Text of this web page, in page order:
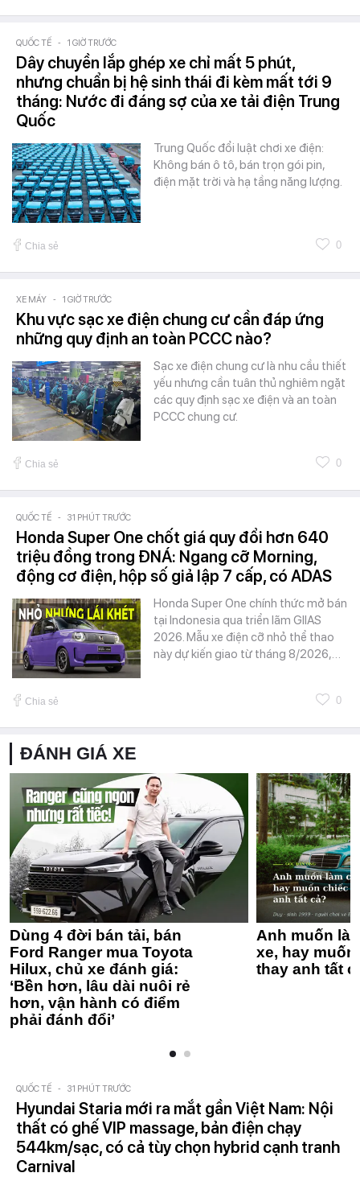
QUỐC TẾ - 1 GIỜ TRƯỚC
Dây chuyền lắp ghép xe chỉ mất 5 phút,
nhưng chuẩn bị hệ sinh thái đi kèm mất tới 9
tháng: Nước đi đáng sợ của xe tải điện Trung
Quốc
Trung Quốc đổi luật chơi xe điện:
Không bán ô tô, bán trọn gói pin,
điện mặt trời và hạ tầng năng lượng.
Chia sẻ 0
XE MÁY - 1 GIỜ TRƯỚC
Khu vực sạc xe điện chung cư cần đáp ứng
những quy định an toàn PCCC nào?
Sạc xe điện chung cư là nhu cầu thiết
yếu nhưng cần tuân thủ nghiêm ngặt
các quy định sạc xe điện và an toàn
PCCC chung cư.
Chia sẻ 0
QUỐC TẾ - 31 PHÚT TRƯỚC
Honda Super One chốt giá quy đổi hơn 640
triệu đồng trong ĐNÁ: Ngang cỡ Morning,
động cơ điện, hộp số giả lập 7 cấp, có ADAS
Honda Super One chính thức mở bán
tại Indonesia qua triển lãm GIIAS
2026. Mẫu xe điện cỡ nhỏ thể thao
này dự kiến giao từ tháng 8/2026,…
Chia sẻ 0
ĐÁNH GIÁ XE
Dùng 4 đời bán tải, bán
Ford Ranger mua Toyota
Hilux, chủ xe đánh giá:
‘Bền hơn, lâu dài nuôi rẻ
hơn, vận hành có điểm
phải đánh đổi’
Anh muốn
xe, hay
thay anh tất
QUỐC TẾ - 31 PHÚT TRƯỚC
Hyundai Staria mới ra mắt gần Việt Nam: Nội
thất có ghế VIP massage, bản điện chạy
544km/sạc, có cả tùy chọn hybrid cạnh tranh
Carnival